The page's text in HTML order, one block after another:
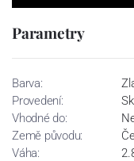
Parametry
Barva:
Provedení:
Vhodné do:
Země původu:
Váha: